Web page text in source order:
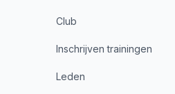
Club
Inschrijven trainingen
Leden